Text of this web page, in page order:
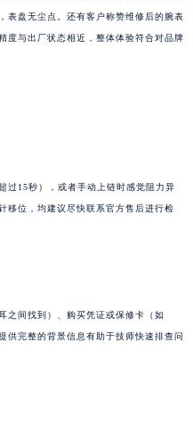
表盘无尘点。还有客户称赞维修后的腕表
度与出厂状态相近，整体体验符合对品牌
过15秒），或者手动上链时感觉阻力异
移位，均建议尽快联系官方售后进行检
之间找到）、购买凭证或保修卡（如
供完整的背景信息有助于技师快速排查问